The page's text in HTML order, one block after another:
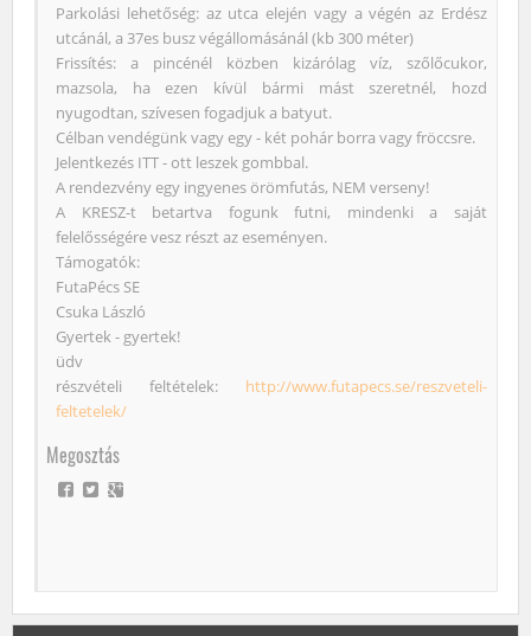
Parkolási lehetőség: az utca elején vagy a végén az Erdész
utcánál, a 37es busz végállomásánál (kb 300 méter)
Frissítés: a pincénél közben kizárólag víz, szőlőcukor,
mazsola, ha ezen kívül bármi mást szeretnél, hozd
nyugodtan, szívesen fogadjuk a batyut.
Célban vendégünk vagy egy - két pohár borra vagy fröccsre.
Jelentkezés ITT - ott leszek gombbal.
A rendezvény egy ingyenes örömfutás, NEM verseny!
A KRESZ-t betartva fogunk futni, mindenki a saját
felelősségére vesz részt az eseményen.
Támogatók:
FutaPécs SE
Csuka László
Gyertek - gyertek!
üdv
részvételi feltételek: http://www.futapecs.se/reszveteli-
feltetelek/
Megosztás